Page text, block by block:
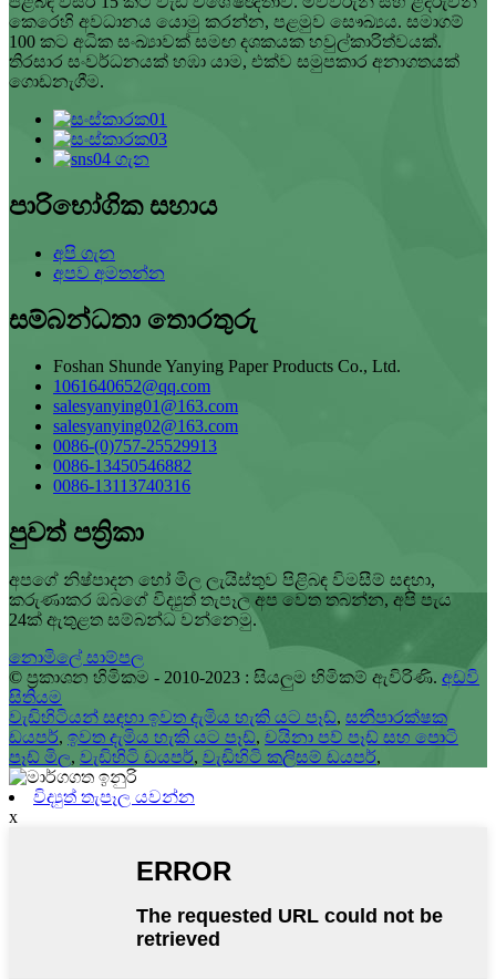
කෙරෙහි අවධානය යොමු කරන්න, පළමුව සෞඛ්‍යය. සමාගම්
100 කට අධික සංඛ්‍යාවක් සමඟ දශකයක හවුල්කාරිත්වයක්.
තිරසාර සංවර්ධනයක් හඹා යාම, එක්ව සමුපකාර අනාගතයක්
ගොඩනැගීම.
පාරිභෝගික සහාය
අපි ගැන
අපව අමතන්න
සම්බන්ධතා තොරතුරු
Foshan Shunde Yanying Paper Products Co., Ltd.
1061640652@qq.com
salesyanying01@163.com
salesyanying02@163.com
0086-(0)757-25529913
0086-13450546882
0086-13113740316
පුවත් පත්‍රිකා
අපගේ නිෂ්පාදන හෝ මිල ලැයිස්තුව පිළිබඳ විමසීම් සඳහා,
කරුණාකර ඔබගේ විද්‍යුත් තැපෑල අප වෙත තබන්න, අපි පැය
24ක් ඇතුළත සම්බන්ධ වන්නෙමු.
නොමිලේ සාම්පල
© ප්‍රකාශන හිමිකම - 2010-2023 : සියලුම හිමිකම් ඇවිරිණි. අඩවි
සිතියම
වැඩිහිටියන් සඳහා ඉවත දැමිය හැකි යට පෑඩ්, සනීපාරක්ෂක
ඩයපර්, ඉවත දැමිය හැකි යට පෑඩ්, චයිනා පව් පෑඩ් සහ පොටි
පෑඩ් මිල, වැඩිහිටි ඩයපර්, වැඩිහිටි කලිසම් ඩයපර්,
විද්‍යුත් තැපෑල යවන්න
x